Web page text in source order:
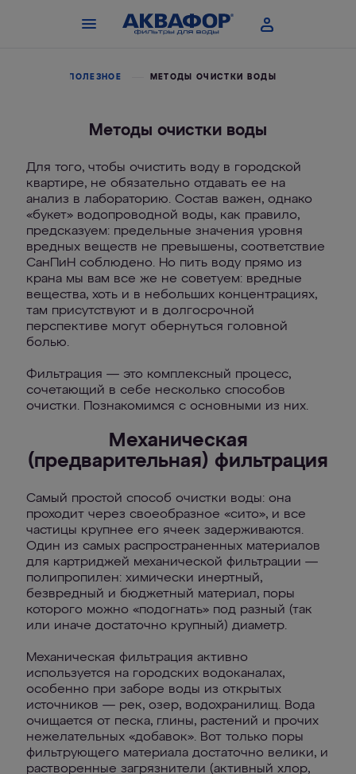
ПОЛЕЗНОЕ МЕТОДЫ ОЧИСТКИ ВОДЫ
Методы очистки воды
Для того, чтобы очистить воду в городской
квартире, не обязательно отдавать ее на
анализ в лабораторию. Состав важен, однако
«букет» водопроводной воды, как правило,
предсказуем: предельные значения уровня
вредных веществ не превышены, соответствие
СанПиН соблюдено. Но пить воду прямо из
крана мы вам все же не советуем: вредные
вещества, хоть и в небольших концентрациях,
там присутствуют и в долгосрочной
перспективе могут обернуться головной
болью.
Фильтрация — это комплексный процесс,
сочетающий в себе несколько способов
очистки. Познакомимся с основными из них.
Механическая
(предварительная) фильтрация
Самый простой способ очистки воды: она
проходит через своеобразное «сито», и все
частицы крупнее его ячеек задерживаются.
Один из самых распространенных материалов
для картриджей механической фильтрации —
полипропилен: химически инертный,
безвредный и бюджетный материал, поры
которого можно «подогнать» под разный (так
или иначе достаточно крупный) диаметр.
Механическая фильтрация активно
используется на городских водоканалах,
особенно при заборе воды из открытых
источников — рек, озер, водохранилищ. Вода
очищается от песка, глины, растений и прочих
нежелательных «добавок». Вот только поры
фильтрующего материала достаточно велики, и
растворенные загрязнители (активный хлор,